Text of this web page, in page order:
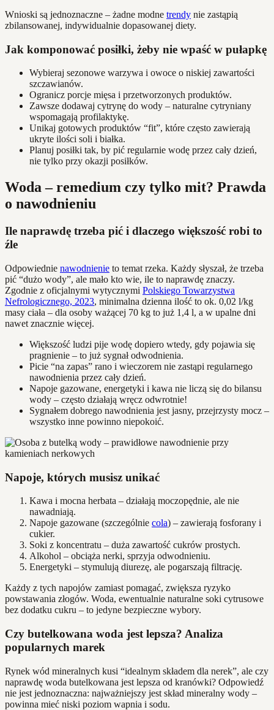
Wnioski są jednoznaczne – żadne modne trendy nie zastąpią
zbilansowanej, indywidualnie dopasowanej diety.
Jak komponować posiłki, żeby nie wpaść w pułapkę
Wybieraj sezonowe warzywa i owoce o niskiej zawartości
szczawianów.
Ogranicz porcje mięsa i przetworzonych produktów.
Zawsze dodawaj cytrynę do wody – naturalne cytryniany
wspomagają profilaktykę.
Unikaj gotowych produktów “fit”, które często zawierają
ukryte ilości soli i białka.
Planuj posiłki tak, by pić regularnie wodę przez cały dzień,
nie tylko przy okazji posiłków.
Woda – remedium czy tylko mit? Prawda
o nawodnieniu
Ile naprawdę trzeba pić i dlaczego większość robi to
źle
Odpowiednie nawodnienie to temat rzeka. Każdy słyszał, że trzeba
pić “dużo wody”, ale mało kto wie, ile to naprawdę znaczy.
Zgodnie z oficjalnymi wytycznymi Polskiego Towarzystwa
Nefrologicznego, 2023, minimalna dzienna ilość to ok. 0,02 l/kg
masy ciała – dla osoby ważącej 70 kg to już 1,4 l, a w upalne dni
nawet znacznie więcej.
Większość ludzi pije wodę dopiero wtedy, gdy pojawia się
pragnienie – to już sygnał odwodnienia.
Picie “na zapas” rano i wieczorem nie zastąpi regularnego
nawodnienia przez cały dzień.
Napoje gazowane, energetyki i kawa nie liczą się do bilansu
wody – często działają wręcz odwrotnie!
Sygnałem dobrego nawodnienia jest jasny, przejrzysty mocz –
wszystko inne powinno niepokoić.
Napoje, których musisz unikać
Kawa i mocna herbata – działają moczopędnie, ale nie
nawadniają.
Napoje gazowane (szczególnie cola) – zawierają fosforany i
cukier.
Soki z koncentratu – duża zawartość cukrów prostych.
Alkohol – obciąża nerki, sprzyja odwodnieniu.
Energetyki – stymulują diurezę, ale pogarszają filtrację.
Każdy z tych napojów zamiast pomagać, zwiększa ryzyko
powstawania złogów. Woda, ewentualnie naturalne soki cytrusowe
bez dodatku cukru – to jedyne bezpieczne wybory.
Czy butelkowana woda jest lepsza? Analiza
popularnych marek
Rynek wód mineralnych kusi “idealnym składem dla nerek”, ale czy
naprawdę woda butelkowana jest lepsza od kranówki? Odpowiedź
nie jest jednoznaczna: najważniejszy jest skład mineralny wody –
powinna mieć niski poziom wapnia i sodu.